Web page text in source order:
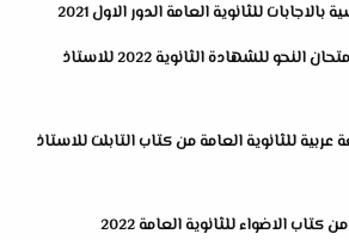
للثانوية العامة الدور الاول 2021
الاجابة النموذجية لامتحان النحو للشهادة الثانوية 2022 للاستاذ
عربية للثانوية العامة من كتاب التابلت للاستاذ
الاضواء للثانوية العامة 2022